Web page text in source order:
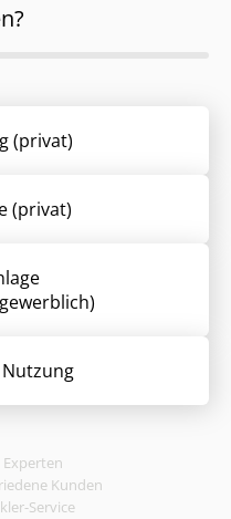
(privat)
(privat)
Kunden
Service